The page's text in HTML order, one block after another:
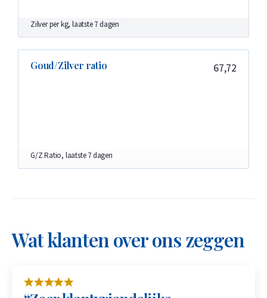
Zilver per kg, laatste 7 dagen
Goud/Zilver ratio 67,72
G/Z Ratio, laatste 7 dagen
Wat klanten over ons zeggen